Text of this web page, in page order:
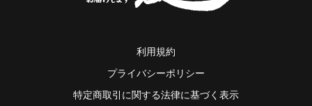
利用規約
プライバシーポリシー
特定商取引に関する法律に基づく表示